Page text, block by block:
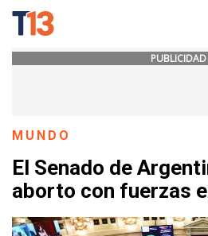
PUBLICIDAD
MUNDO
El Senado de
aborto con fuerzas